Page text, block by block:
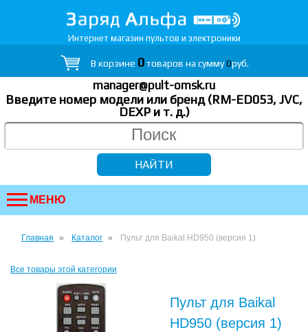
Интернет магазин пультов и электроники
В корзине 0товаров на сумму0руб.
manager@pult-omsk.ru
Введите номер модели или бренд (RM-ED053, JVC,
DEXP и т. д.)
МЕНЮ
Главная Каталог Пульт для Baikal HD950 (версия 1)
Все товары этой категории
Пульт для Baikal
HD950 (версия 1)